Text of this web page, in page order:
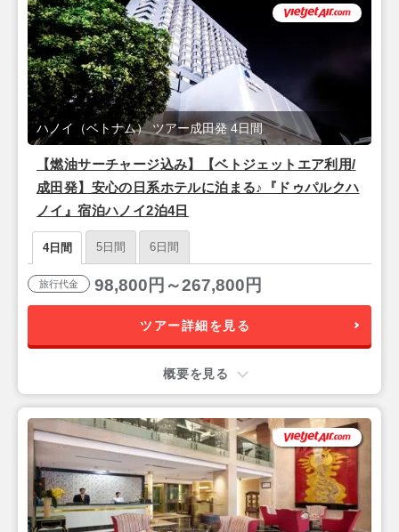
【燃油サーチャージ込み】【ベトジェットエア利用/
成田発】安心の日系ホテルに泊まる♪『ドゥパルクハ
ノイ』宿泊ハノイ2泊4日
ハノイ（ベトナム） ツアー成田発 4日間
4日間 5日間 6日間
旅行代金 98,800円～267,800円
ツアー詳細を見る
概要を見る